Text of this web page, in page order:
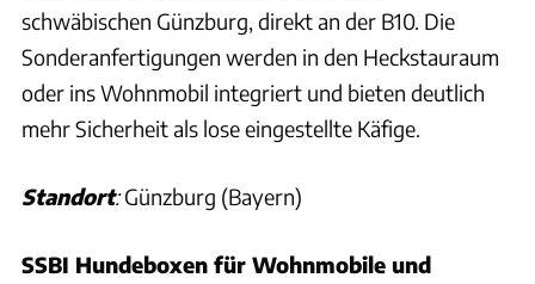
schwäbischen Günzburg, direkt an der B10. Die
Sonderanfertigungen werden in den Heckstauraum
oder ins Wohnmobil integriert und bieten deutlich
mehr Sicherheit als lose eingestellte Käfige.
Standort:Günzburg (Bayern)
SSBI Hundeboxen für Wohnmobile und